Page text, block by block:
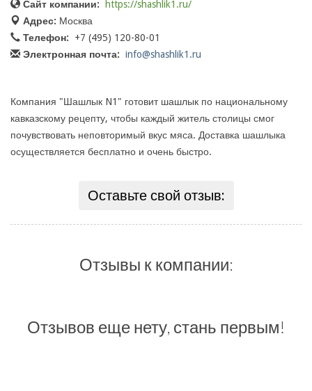
Сайт компании:
https://shashlik1.ru/
Адрес: Москва
Телефон:
+7 (495) 120-80-01
Электронная почта: info@shashlik1.ru
Компания "Шашлык N1" готовит шашлык по национальному
кавказскому рецепту, чтобы каждый житель столицы смог
почувствовать неповторимый вкус мяса. Доставка шашлыка
осуществляется бесплатно и очень быстро.
Оставьте свой отзыв:
Отзывы к компании:
Отзывов еще нету, стань первым!